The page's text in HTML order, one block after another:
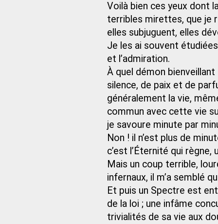
Voilà bien ces yeux dont
terribles mirettes, que je
elles subjuguent, elles
Je les ai souvent
et l’admiration.
À quel démon
silence, de paix et de
généralement la vie,
commun avec cette vie
je savoure minute par
Non ! il n’est plus de
c’est l’Éternité qui
Mais un coup terrible,
infernaux, il m’a semblé
Et puis un Spectre est
de la loi ; une infâme
trivialités de sa vie aux